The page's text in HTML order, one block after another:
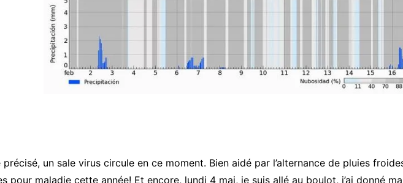
un sale virus circule en ce moment. Bien aidé par l’alternance de pluies
pour maladie cette année! Et encore, lundi 4 mai, je suis allé au boulot, j’ai donné